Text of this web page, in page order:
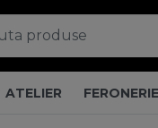
ATELIER FERONERIE